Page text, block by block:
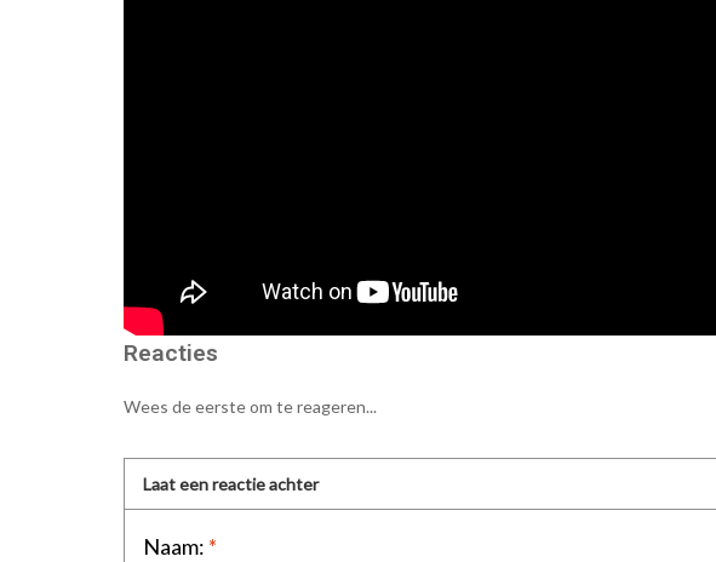
Reacties
Wees de eerste om te reageren...
Laat een reactie achter
Naam: *